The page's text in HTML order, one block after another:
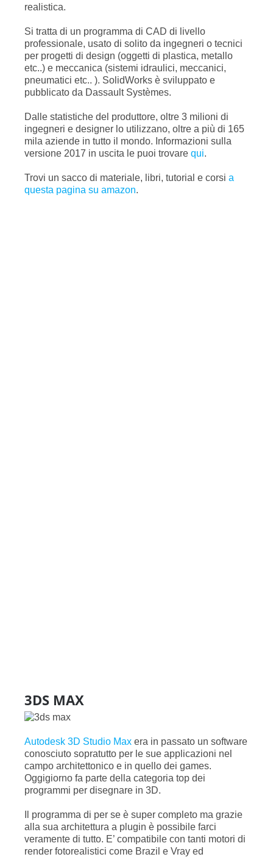
realistica.
Si tratta di un programma di CAD di livello
professionale, usato di solito da ingegneri o tecnici
per progetti di design (oggetti di plastica, metallo
etc..) e meccanica (sistemi idraulici, meccanici,
pneumatici etc.. ). SolidWorks è sviluppato e
pubblicato da Dassault Systèmes.
Dalle statistiche del produttore, oltre 3 milioni di
ingegneri e designer lo utilizzano, oltre a più di 165
mila aziende in tutto il mondo. Informazioni sulla
versione 2017 in uscita le puoi trovare qui.
Trovi un sacco di materiale, libri, tutorial e corsi a
questa pagina su amazon.
3DS MAX
Autodesk 3D Studio Max era in passato un software
conosciuto sopratutto per le sue applicazioni nel
campo architettonico e in quello dei games.
Oggigiorno fa parte della categoria top dei
programmi per disegnare in 3D.
Il programma di per se è super completo ma grazie
alla sua architettura a plugin è possibile farci
veramente di tutto. E’ compatibile con tanti motori di
render fotorealistici come Brazil e Vray ed